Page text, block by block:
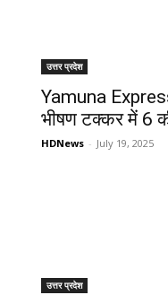
उत्तर प्रदेश
Yamuna
भीषण टक्कर में 6
HDNews - July 19, 2025
उत्तर प्रदेश